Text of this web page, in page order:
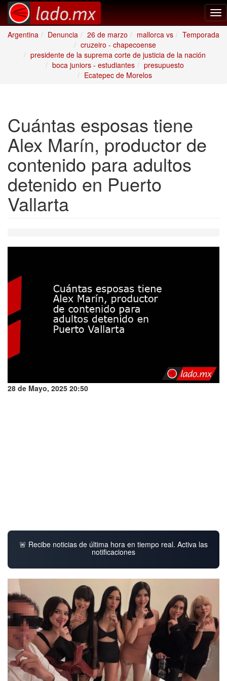
Argentina
Denuncia 26 de marzo mallorca vs
Temporada
cruzeiro - chapecoense
presidente de la suprema corte de justicia de la nación
boca juniors - estudiantes
presupuesto
Ecatepec de Morelos
Cuántas esposas tiene
Alex Marín, productor de
contenido para adultos
detenido en Puerto
Vallarta
28 de Mayo, 2025 20:50
🚨 Recibe noticias de última hora en tiempo real. Activa las
notificaciones